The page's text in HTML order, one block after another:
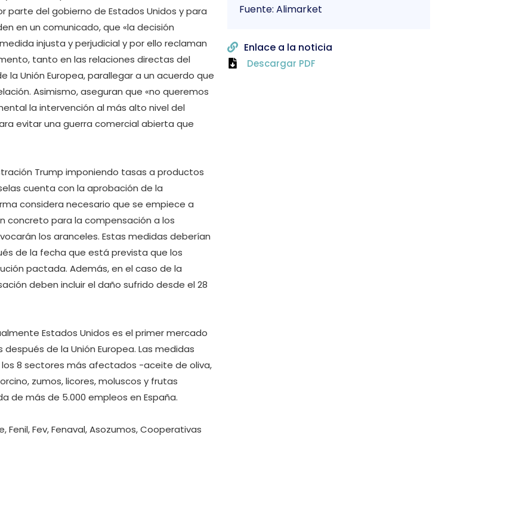
del gobierno de Estados Unidos y para
en un comunicado, que «la decisión
injusta y perjudicial y por ello reclaman
tanto en las relaciones directas del
la Unión Europea, parallegar a un acuerdo que
Asimismo, aseguran que «no queremos
la intervención al más alto nivel del
evitar una guerra comercial abierta que
Trump imponiendo tasas a productos
cuenta con la aprobación de la
considera necesario que se empiece a
concreto para la compensación a los
los aranceles. Estas medidas deberían
de la fecha que está prevista que los
pactada. Además, en el caso de la
deben incluir el daño sufrido desde el 28
Estados Unidos es el primer mercado
de la Unión Europea. Las medidas
8 sectores más afectados -aceite de oliva,
zumos, licores, moluscos y frutas
de más de 5.000 empleos en España.
Fenil, Fev, Fenaval, Asozumos, Cooperativas
Fuente: Alimarket
Enlace a la noticia
Descargar PDF